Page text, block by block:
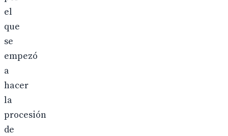
el
que
se
empezó
a
hacer
la
procesión
de